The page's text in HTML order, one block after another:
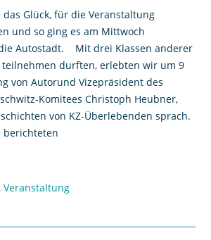
das Glück, für die Veranstaltung
und so ging es am Mittwoch
Autostadt. Mit drei Klassen anderer
teilnehmen durften, erlebten wir um 9
von Autorund Vizepräsident des
Komitees Christoph Heubner,
von KZ-Überlebenden sprach.
berichteten
, Veranstaltung